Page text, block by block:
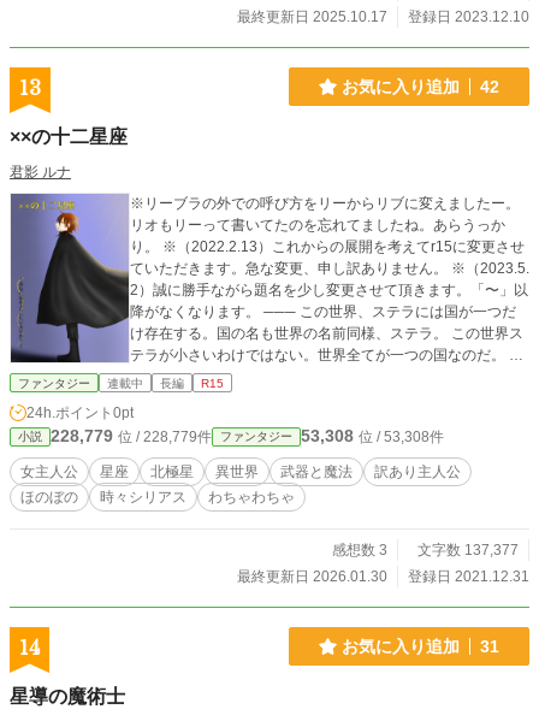
最終更新日 2025.10.17
登録日 2023.12.10
13 お気に入り追加 42
××の十二星座
君影 ルナ
※リーブラの外での呼び方をリーからリブに変えましたー。
リオもリーって書いてたのを忘れてましたね。あらうっか
り。 ※（2022.2.13）これからの展開を考えてr15に変更させ
ていただきます。急な変更、申し訳ありません。 ※（2023.5.
2）誠に勝手ながら題名を少し変更させて頂きます。「〜」以
降がなくなります。 ─── この世界、ステラには国が一つだ
け存在する。国の名も世界の名前同様、ステラ。 この世界ス
テラが小さいわけではない。世界全てが一つの国なのだ。 そ
んな広大な土地を治めるのは『ポラリス』と呼ばれる羅針盤
下。その十三人を合わせてこの世界の『トップ』と呼ぶ。 ポ
ラリスはこの世界に存在する四つの属性魔法全てを操ること
が出来、更に上に立つ人間性も必要である。そして十二星座
全員が認めた者しかなれない。この世界を治めるからには、
条件も厳しくなるというもの。 そして十二星座は、それぞれ
る。ただし、それぞれ何かに秀でていなければならない。
（まあ、主に戦闘面であるが） そんな世界ステラで、初代に
絵本などになってまで後世に根強く伝わっているくらいなの
だから、相当の人気だったのだろう。 何故そこまで有名なの
ファンタジー 連載中 長編 R15
24h.ポイント 0pt
小説 228,779 位 / 228,779件 ファンタジー 53,308 位 / 53,308件
女主人公 星座 北極星 異世界 武器と魔法
訳あり主人公
ほのぼの
時々シリアス わちゃわちゃ
感想数 3
文字数 137,377
最終更新日 2026.01.30
登録日 2021.12.31
14 お気に入り追加 31
星導の魔術士